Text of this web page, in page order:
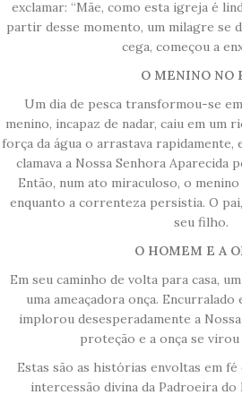
exclamar: “Mãe, como esta igreja é
partir desse momento, um milagre se
cega, começou a
O MENINO NO
Um dia de pesca transformou-se
menino, incapaz de nadar, caiu em
força da água o arrastava rapidamente,
clamava a Nossa Senhora Aparecida
Então, num ato miraculoso, o
enquanto a correnteza persistia. O
seu filho.
O HOMEM E A
Em seu caminho de volta para casa,
uma ameaçadora onça. Encurralado
implorou desesperadamente a
proteção e a onça se
Estas são as histórias envoltas em
intercessão divina da Padroeira do